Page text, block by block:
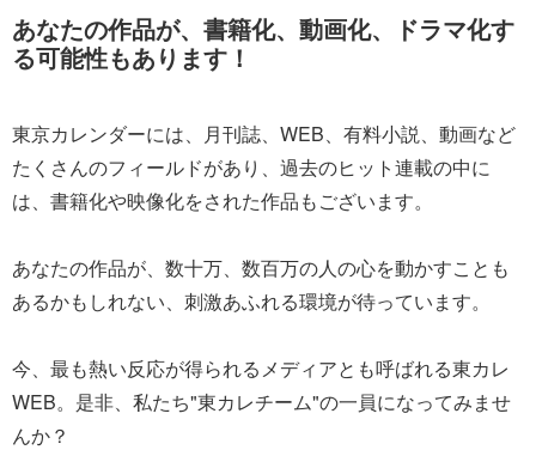
あなたの作品が、書籍化、動画化、ドラマ化す
る可能性もあります！
東京カレンダーには、月刊誌、WEB、有料小説、動画など
たくさんのフィールドがあり、過去のヒット連載の中に
は、書籍化や映像化をされた作品もございます。
あなたの作品が、数十万、数百万の人の心を動かすことも
あるかもしれない、刺激あふれる環境が待っています。
今、最も熱い反応が得られるメディアとも呼ばれる東カレ
WEB。是非、私たち"東カレチーム"の一員になってみませ
んか？